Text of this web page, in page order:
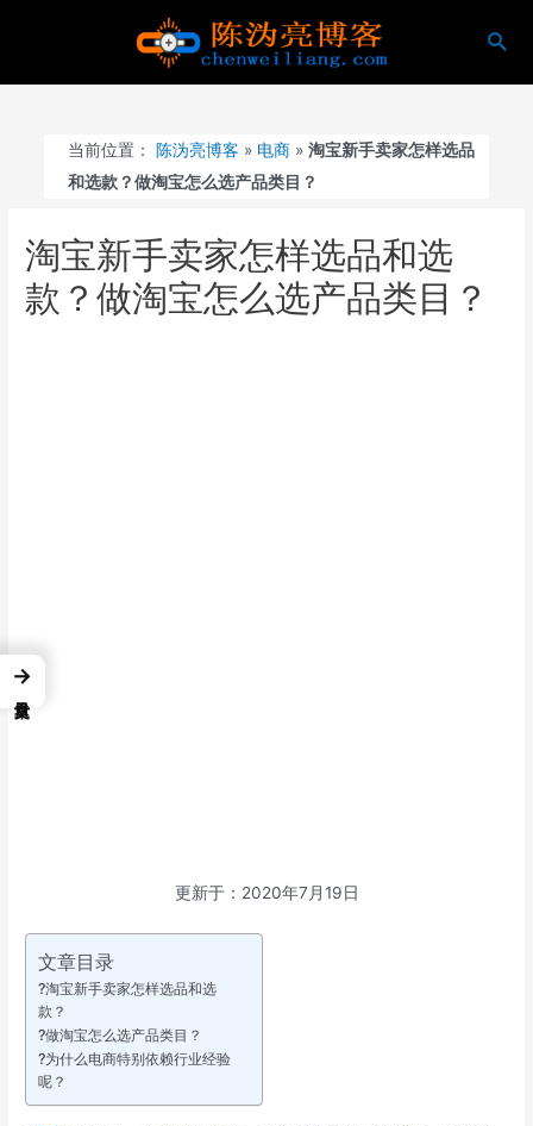
搜
当前位置： 陈沩亮博客 » 电商 »淘宝新手卖家怎样选品
和选款？做淘宝怎么选产品类目？
淘宝新手卖家怎样选品和选
款？做淘宝怎么选产品类目？
更新于：2020年7月19日
文章目录
?淘宝新手卖家怎样选品和选
款？
?做淘宝怎么选产品类目？
?为什么电商特别依赖行业经验
呢？
→